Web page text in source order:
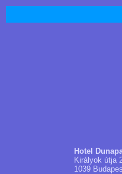
Hotel
Királyok útja
1039